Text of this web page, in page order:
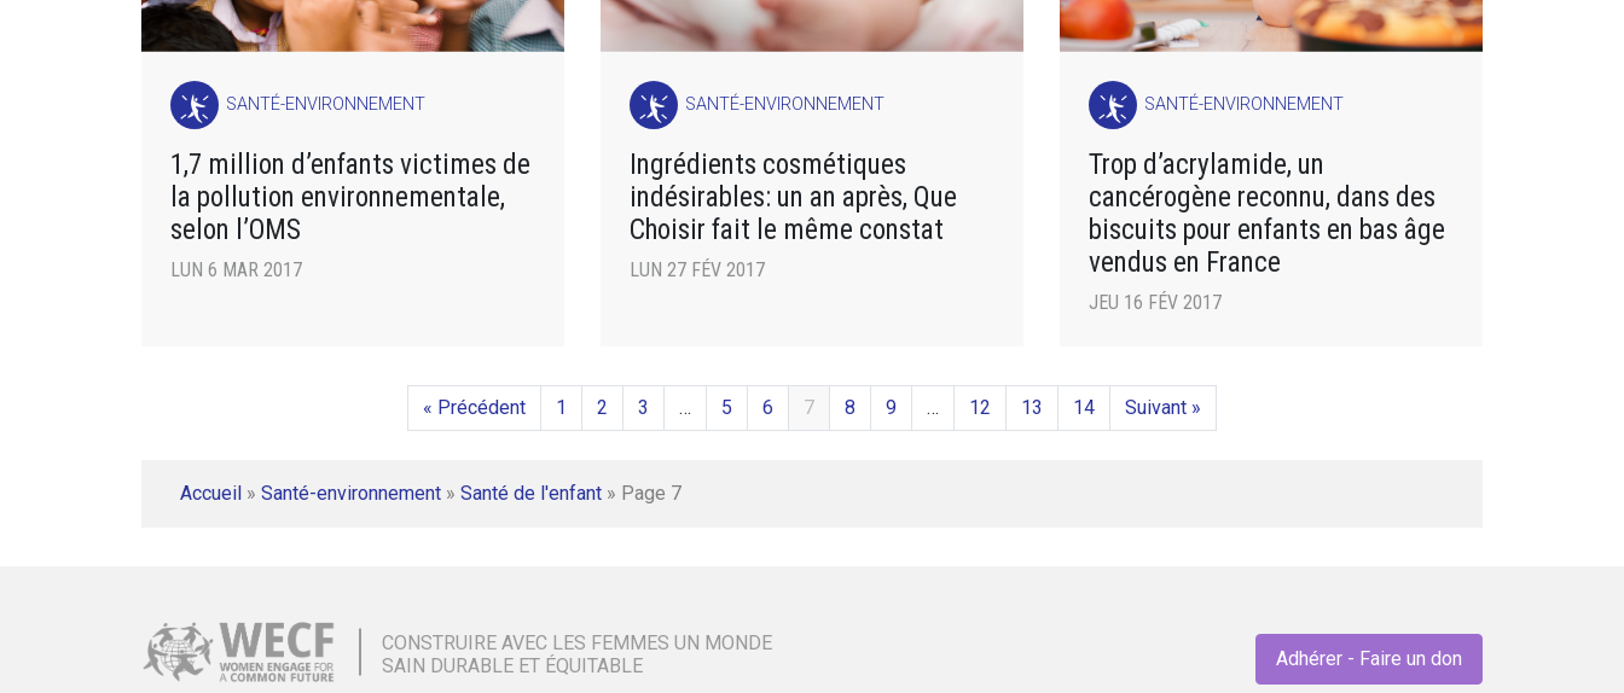
SANTÉ-ENVIRONNEMENT
1,7 million d’enfants victimes de
la pollution environnementale,
selon l’OMS
LUN 6 MAR 2017
SANTÉ-ENVIRONNEMENT
Ingrédients cosmétiques
indésirables: un an après, Que
Choisir fait le même constat
LUN 27 FÉV 2017
SANTÉ-ENVIRONNEMENT
Trop d’acrylamide, un
cancérogène reconnu, dans des
biscuits pour enfants en bas âge
vendus en France
JEU 16 FÉV 2017
« Précédent 1 2 3 … 5 6 7 8 9 … 12 13 14 Suivant »
Accueil » Santé-environnement » Santé de l'enfant » Page 7
CONSTRUIRE AVEC LES FEMMES UN MONDE
SAIN DURABLE ET ÉQUITABLE
Adhérer - Faire un don